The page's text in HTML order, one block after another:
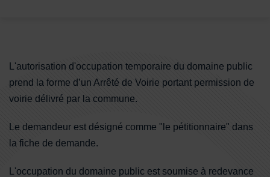
L'autorisation d'occupation temporaire du domaine public
prend la forme d’un Arrêté de Voirie portant permission de
voirie délivré par la commune.
Le demandeur est désigné comme "le pétitionnaire" dans
la fiche de demande.
L'occupation du domaine public est soumise à redevance